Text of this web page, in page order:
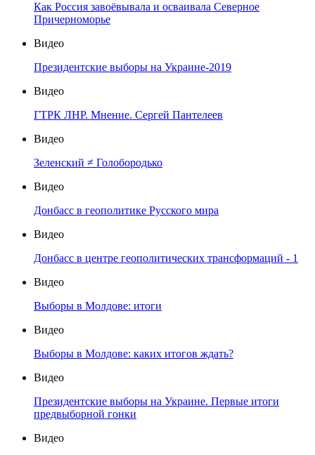
Как Россия завоёвывала и осваивала Северное
Причерноморье
Видео
Президентские выборы на Украине-2019
Видео
ГТРК ЛНР. Мнение. Сергей Пантелеев
Видео
Зеленский ≠ Голобородько
Видео
Донбасс в геополитике Русского мира
Видео
Донбасс в центре геополитических трансформаций - 1
Видео
Выборы в Молдове: итоги
Видео
Выборы в Молдове: каких итогов ждать?
Видео
Президентские выборы на Украине. Первые итоги
предвыборной гонки
Видео